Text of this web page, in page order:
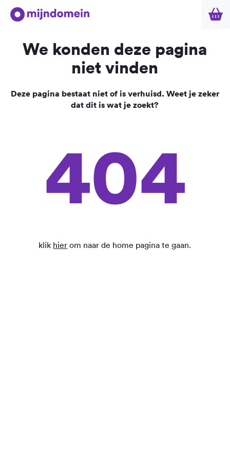
We konden deze pagina
niet vinden
Deze pagina bestaat niet of is verhuisd. Weet je zeker
dat dit is wat je zoekt?
404
klik hier om naar de home pagina te gaan.